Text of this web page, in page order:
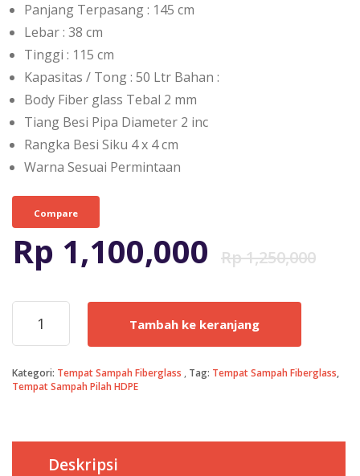
Panjang Terpasang : 145 cm
Lebar : 38 cm
Tinggi : 115 cm
Kapasitas / Tong : 50 Ltr Bahan :
Body Fiber glass Tebal 2 mm
Tiang Besi Pipa Diameter 2 inc
Rangka Besi Siku 4 x 4 cm
Warna Sesuai Permintaan
Compare
Rp1,250,000
Rp 1,100,000
Kuantitas
TEMPAT
SAMPAH
TIGA
FIBERGLASS
Tambah ke keranjang
Kategori: Tempat Sampah Fiberglass Tag: Tempat Sampah Fiberglass,
Tempat Sampah Pilah HDPE
Deskripsi